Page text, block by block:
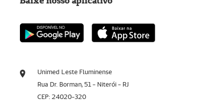
Unimed Leste Fluminense
Rua Dr. Borman, 51 - Niterói - RJ
CEP: 24020-320